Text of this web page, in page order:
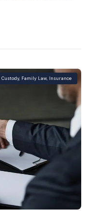
Custody, Family Law, Insurance